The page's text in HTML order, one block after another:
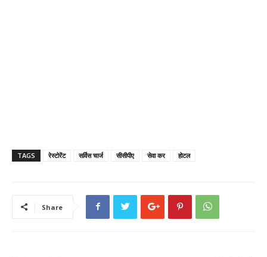
TAGS रेस्टोरेंट सर्विस चार्ज सीसीपीए सेवा कर होटल
Share